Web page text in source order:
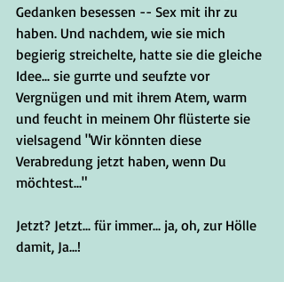
Gedanken besessen -- Sex mit ihr zu
haben. Und nachdem, wie sie mich
begierig streichelte, hatte sie die gleiche
Idee... sie gurrte und seufzte vor
Vergnügen und mit ihrem Atem, warm
und feucht in meinem Ohr flüsterte sie
vielsagend "Wir könnten diese
Verabredung jetzt haben, wenn Du
möchtest..."
Jetzt? Jetzt... für immer... ja, oh, zur Hölle
damit, Ja...!